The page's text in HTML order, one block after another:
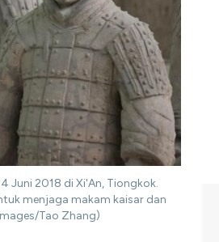
Juni 2018 di Xi'An, Tiongkok.
menjaga makam kaisar dan
Tao Zhang)